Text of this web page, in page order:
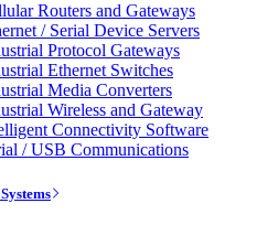
Routers and Gateways
/ Serial Device Servers
Protocol Gateways
Ethernet Switches
Media Converters
Wireless and Gateway
Connectivity Software
/ USB Communications